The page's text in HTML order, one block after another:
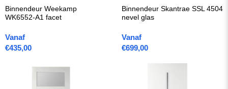
Binnendeur Weekamp
WK6552-A1 facet
Vanaf
€435,00
Binnendeur Skantrae SSL 4504
nevel glas
Vanaf
€699,00